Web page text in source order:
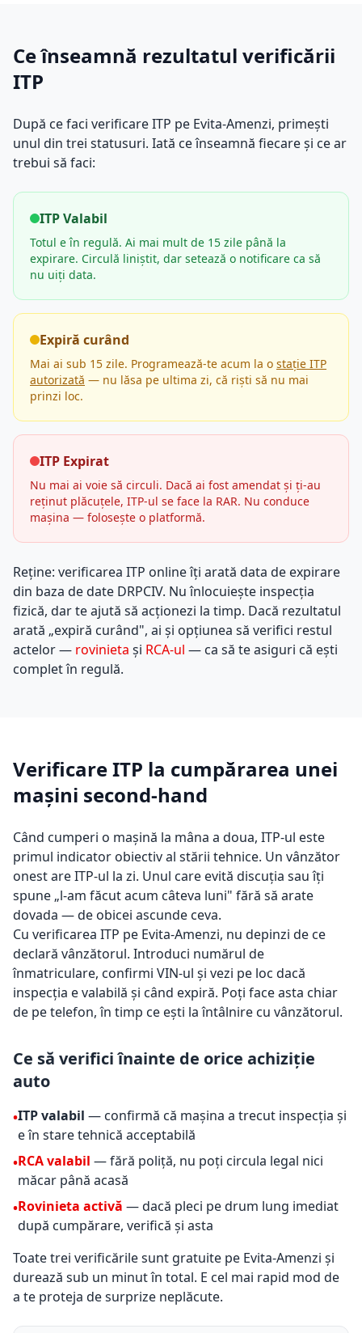
Ce înseamnă rezultatul verificării
ITP
După ce faci verificare ITP pe Evita-Amenzi, primești
unul din trei statusuri. Iată ce înseamnă fiecare și ce ar
trebui să faci:
ITP Valabil
Totul e în regulă. Ai mai mult de 15 zile până la
expirare. Circulă liniștit, dar setează o notificare ca să
nu uiți data.
Expiră curând
Mai ai sub 15 zile. Programează-te acum la o stație ITP
autorizată — nu lăsa pe ultima zi, că riști să nu mai
prinzi loc.
ITP Expirat
Nu mai ai voie să circuli. Dacă ai fost amendat și ți-au
reținut plăcuțele, ITP-ul se face la RAR. Nu conduce
mașina — folosește o platformă.
Reține: verificarea ITP online îți arată data de expirare
din baza de date DRPCIV. Nu înlocuiește inspecția
fizică, dar te ajută să acționezi la timp. Dacă rezultatul
arată „expiră curând", ai și opțiunea să verifici restul
actelor — rovinieta și RCA-ul — ca să te asiguri că ești
complet în regulă.
Verificare ITP la cumpărarea unei
mașini second-hand
Când cumperi o mașină la mâna a doua, ITP-ul este
primul indicator obiectiv al stării tehnice. Un vânzător
onest are ITP-ul la zi. Unul care evită discuția sau îți
spune „l-am făcut acum câteva luni" fără să arate
dovada — de obicei ascunde ceva.
Cu verificarea ITP pe Evita-Amenzi, nu depinzi de ce
declară vânzătorul. Introduci numărul de
înmatriculare, confirmi VIN-ul și vezi pe loc dacă
inspecția e valabilă și când expiră. Poți face asta chiar
de pe telefon, în timp ce ești la întâlnire cu vânzătorul.
Ce să verifici înainte de orice achiziție
auto
•ITP valabil — confirmă că mașina a trecut inspecția și
e în stare tehnică acceptabilă
•RCA valabil — fără poliță, nu poți circula legal nici
măcar până acasă
•Rovinieta activă — dacă pleci pe drum lung imediat
după cumpărare, verifică și asta
Toate trei verificările sunt gratuite pe Evita-Amenzi și
durează sub un minut în total. E cel mai rapid mod de
a te proteja de surprize neplăcute.